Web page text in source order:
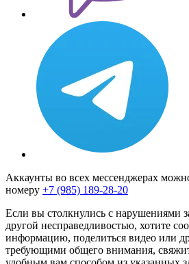
Аккаунты во всех мессенджерах
номеру +7 (985) 189-28-20
Если вы столкнулись с нарушениями
другой несправедливостью, хотите
информацию, поделиться видео или
требующими общего внимания,